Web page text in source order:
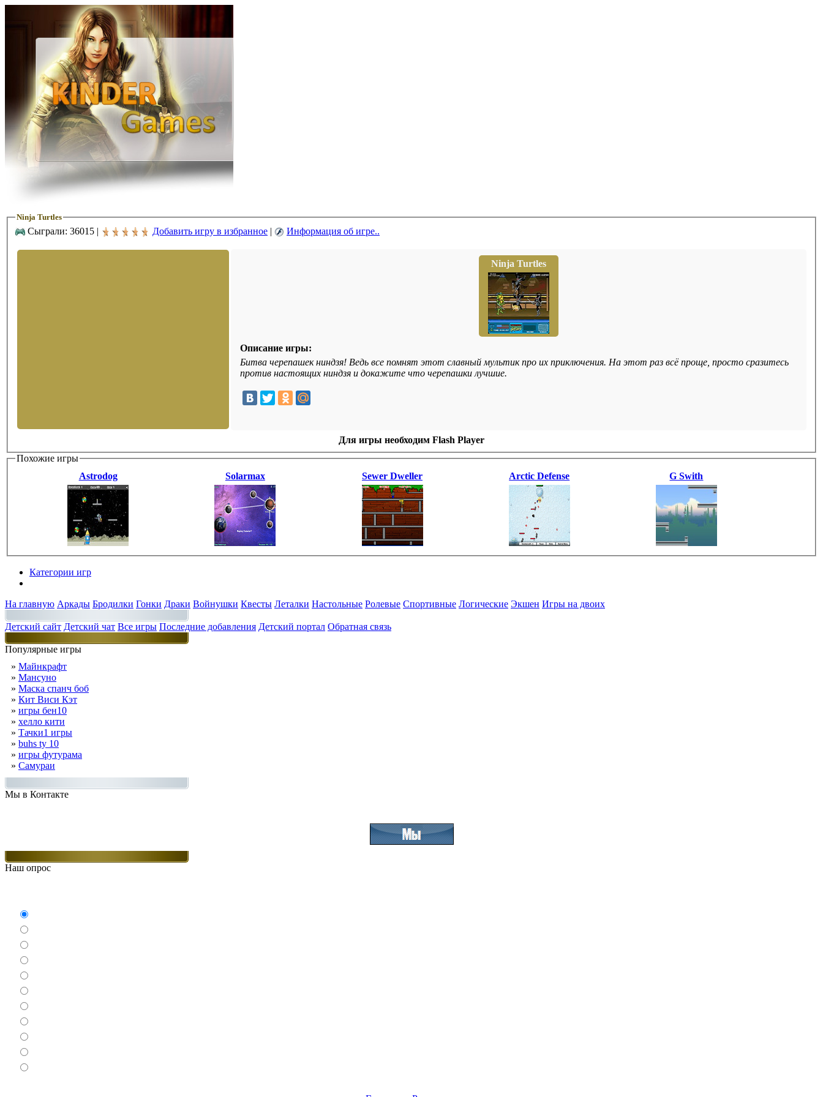
Ninja Turtles
Сыграли: 36015 | Добавить игру в избранное | Информация об игре..
Ninja Turtles
Описание игры:
Битва черепашек ниндзя! Ведь все помнят этот славный мультик про их приключения. На этот раз всё проще, просто сразитесь
против настоящих ниндзя и докажите что черепашки лучшие.
Для игры необходим Flash Player
Похожие игры
Astrodog
Solarmax Sewer Dweller Arctic Defense G Swith
Категории игр
На главную Аркады Бродилки Гонки Драки Войнушки Квесты Леталки Настольные Ролевые Спортивные Логические Экшен Игры на двоих
Детский сайт Детский чат Все игры Последние добавления Детский портал Обратная связь
Популярные игры
» Майнкрафт
» Мансуно
» Маска спанч боб
» Кит Виси Кэт
» игры бен10
» хелло кити
» Тачки1 игры
» buhs ty 10
» игры футурама
» Самураи
Мы в Контакте
Наш опрос